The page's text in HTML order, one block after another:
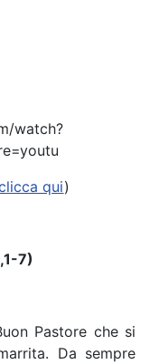
watch?
qui)
7)
Pastore che si
Da sempre